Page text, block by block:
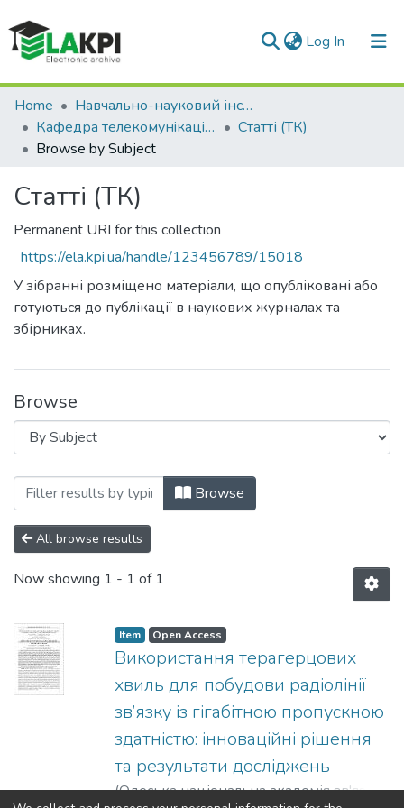
Log In (current)
Communities & Collections
All of DSpace
Home
Навчально-науковий інститут телекомунікаційних систем (НН ІТС)
Кафедра телекомунiкацiй (ТК)
Статті (ТК)
Browse by Subject
Статті (ТК)
Permanent URI for this collection
https://ela.kpi.ua/handle/123456789/15018
У зібранні розміщено матеріали, що опубліковані або
готуються до публікації в наукових журналах та
збірниках.
Browse
Browsing Статті (ТК) by Subject
Browse
All browse results
Now showing 1 - 1 of 1
Item Open Access
Використання терагерцових
хвиль для побудови радіолінії
зв’язку із гігабітною пропускною
здатністю: інноваційні рішення
та результати досліджень
(Одеська національна академія зв'язку